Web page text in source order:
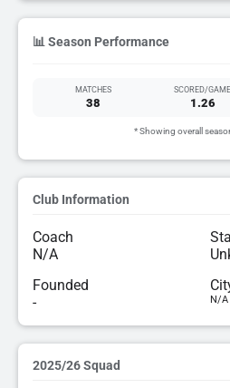
📊 Season Performance
MATCHES
38
SCORED/GAME
1.26
* Showing overall
Club Information
Coach
N/A
Founded
-
N/A
2025/26 Squad